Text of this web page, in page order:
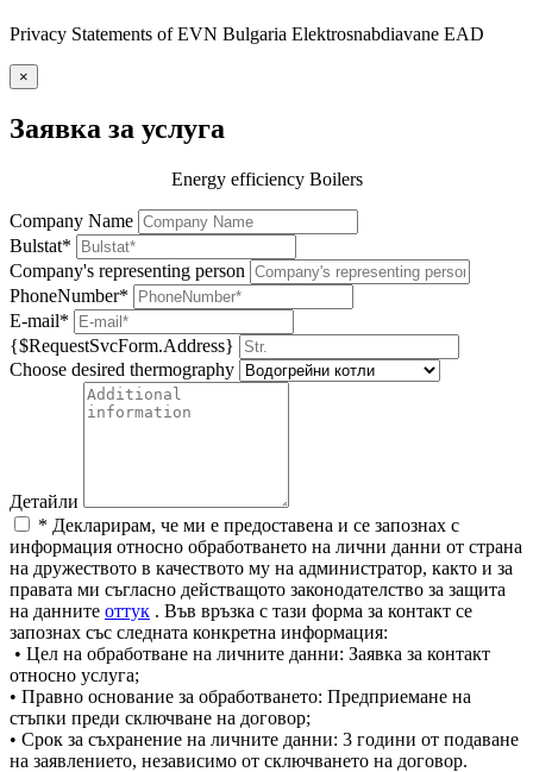
Privacy Statements of EVN Bulgaria Elektrosnabdiavane EAD
×
Заявка за услуга
Energy efficiency Boilers
Company Name
Bulstat*
Company's representing person
PhoneNumber*
E-mail*
{$RequestSvcForm.Address}
Choose desired thermography
Детайли
* Декларирам, че ми е предоставена и се запознах с
информация относно обработването на лични данни от страна
на дружеството в качеството му на администратор, както и за
правата ми съгласно действащото законодателство за защита
на данните оттук . Във връзка с тази форма за контакт се
запознах със следната конкретна информация:
• Цел на обработване на личните данни: Заявка за контакт
относно услуга;
• Правно основание за обработването: Предприемане на
стъпки преди сключване на договор;
• Срок за съхранение на личните данни: 3 години от подаване
на заявлението, независимо от сключването на договор.